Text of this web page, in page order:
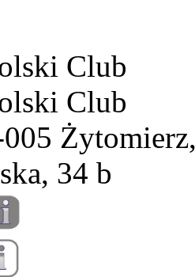
Club
Club
34 b